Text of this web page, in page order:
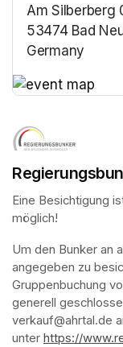
Am Silberberg
53474 Bad
Germany
Eine Besichtigung
möglich!
Um den Bunker an
angegeben zu
Gruppenbuchung
generell
verkauf@ahrtal.de
unter https://